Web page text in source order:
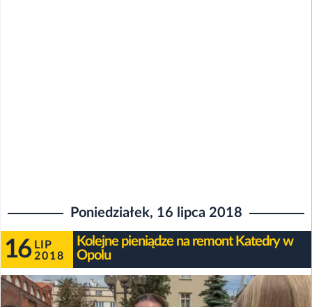
Poniedziałek, 16 lipca 2018
16 LIP
2018
Kolejne pieniądze na remont Katedry w
Opolu